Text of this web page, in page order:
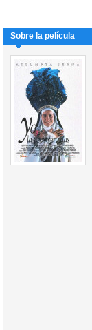
Sobre la película